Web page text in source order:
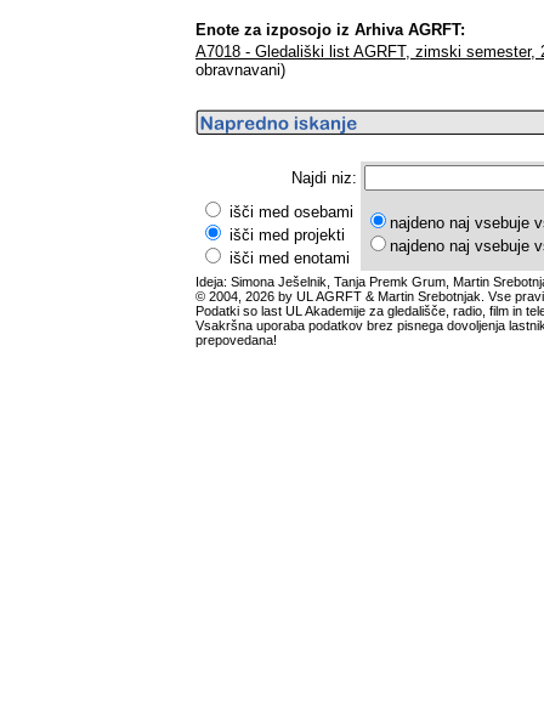
Enote za izposojo iz Arhiva AGRFT:
A7018 - Gledališki list AGRFT, zimski semester,
obravnavani)
Najdi niz:
išči med osebami
išči med projekti
išči med enotami
najdeno naj vsebuje
najdeno naj vsebuje
Ideja: Simona Ješelnik, Tanja Premk Grum, Martin
© 2004, 2026 by UL AGRFT & Martin Srebotnjak. Vse
Podatki so last UL Akademije za gledališče, radio, film in
Vsakršna uporaba podatkov brez pisnega dovoljenja
prepovedana!